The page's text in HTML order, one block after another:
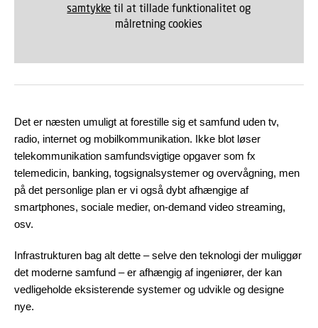
samtykke til at tillade funktionalitet og
målretning cookies
Det er næsten umuligt at forestille sig et samfund uden tv,
radio, internet og mobilkommunikation. Ikke blot løser
telekommunikation samfundsvigtige opgaver som fx
telemedicin, banking, togsignalsystemer og overvågning, men
på det personlige plan er vi også dybt afhængige af
smartphones, sociale medier, on-demand video streaming,
osv.
Infrastrukturen bag alt dette – selve den teknologi der muliggør
det moderne samfund – er afhængig af ingeniører, der kan
vedligeholde eksisterende systemer og udvikle og designe
nye.